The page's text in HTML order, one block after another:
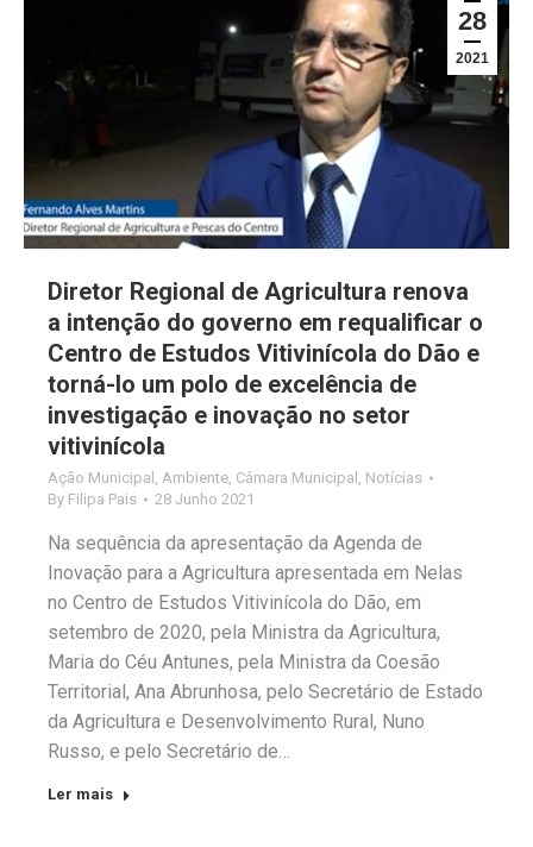
28
2021
Diretor Regional de Agricultura renova
a intenção do governo em requalificar o
Centro de Estudos Vitivinícola do Dão e
torná-lo um polo de excelência de
investigação e inovação no setor
vitivinícola
Ação Municipal Ambiente Câmara Municipal
Notícias
By Filipa Pais 28 Junho 2021
Na sequência da apresentação da Agenda de
Inovação para a Agricultura apresentada em Nelas
no Centro de Estudos Vitivinícola do Dão, em
setembro de 2020, pela Ministra da Agricultura,
Maria do Céu Antunes, pela Ministra da Coesão
Territorial, Ana Abrunhosa, pelo Secretário de Estado
da Agricultura e Desenvolvimento Rural, Nuno
Russo, e pelo Secretário de…
Ler mais